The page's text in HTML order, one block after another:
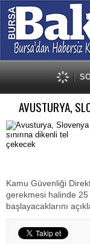
AVUSTURYA,
Kamu Güvenliği
gerekmesi halinde 25
başlayacaklarını